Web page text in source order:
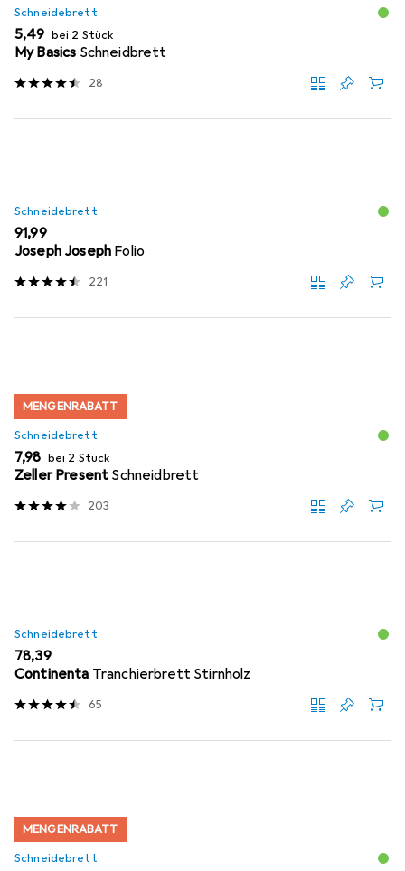
Schneidebrett
EUR
5,49 bei 2 Stück
My Basics Schneidbrett
28
Schneidebrett
EUR
91,99
Joseph Joseph Folio
221
MENGENRABATT
Schneidebrett
EUR
7,98 bei 2 Stück
Zeller Present Schneidbrett
203
Schneidebrett
EUR
78,39
Continenta Tranchierbrett Stirnholz
65
MENGENRABATT
Schneidebrett